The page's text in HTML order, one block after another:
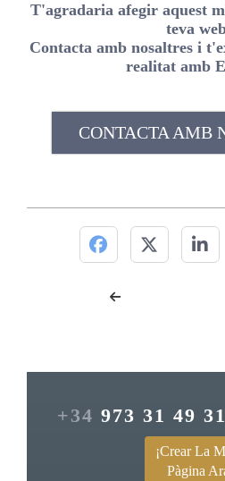
T'agradaria afegir aquest
teva
Contacta amb nosaltres i
realitat amb
CONTACTA AMB
+34 973 31 49 31
¡Crear La
Pàgina